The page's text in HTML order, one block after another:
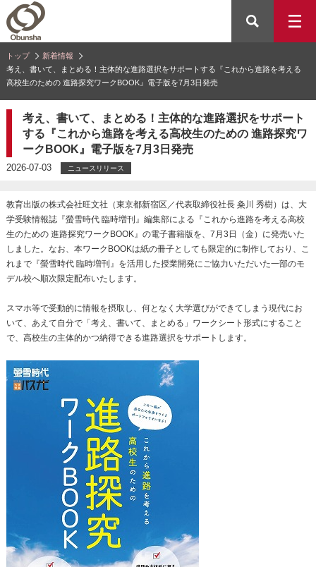
トップ
新着情報
考え、書いて、まとめる！主体的な進路選択をサポートする『これから進路を考える
高校生のための 進路探究ワークBOOK』電子版を7月3日発売
考え、書いて、まとめる！主体的な進路選択をサポート
する『これから進路を考える高校生のための 進路探究ワ
ークBOOK』電子版を7月3日発売
2026-07-03 ニュースリリース
教育出版の株式会社旺文社（東京都新宿区／代表取締役社長 粂川 秀樹）は、大
学受験情報誌『螢雪時代 臨時増刊』編集部による『これから進路を考える高校
生のための 進路探究ワークBOOK』の電子書籍版を、7月3日（金）に発売いた
しました。なお、本ワークBOOKは紙の冊子としても限定的に制作しており、こ
れまで『螢雪時代 臨時増刊』を活用した授業開発にご協力いただいた一部のモ
デル校へ順次限定配布いたします。
スマホ等で受動的に情報を摂取し、何となく大学選びができてしまう現代にお
いて、あえて自分で「考え、書いて、まとめる」ワークシート形式にすること
で、高校生の主体的かつ納得できる進路選択をサポートします。